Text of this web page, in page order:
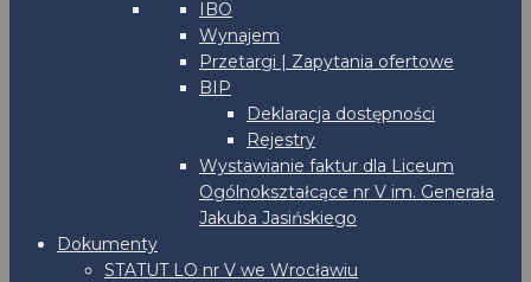
IBO
Wynajem
Przetargi | Zapytania ofertowe
BIP
Deklaracja dostępności
Rejestry
Wystawianie faktur dla Liceum
Ogólnokształcące nr V im. Generała
Jakuba Jasińskiego
Dokumenty
STATUT LO nr V we Wrocławiu